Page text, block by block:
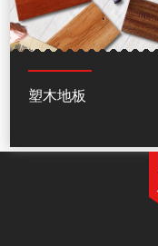
塑木地板